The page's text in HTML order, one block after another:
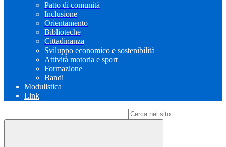
Patto di comunità
Inclusione
Orientamento
Biblioteche
Cittadinanza
Sviluppo economico e sostenibilità
Attività motoria e sport
Formazione
Bandi
Modulistica
Link